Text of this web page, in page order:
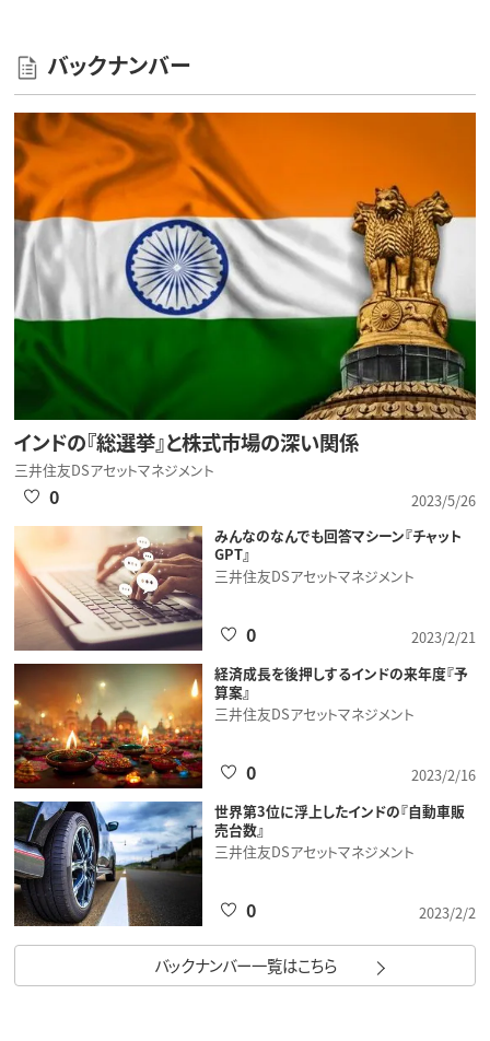
バックナンバー
インドの『総選挙』と株式市場の深い関係
三井住友DSアセットマネジメント
2023/5/26
0
みんなのなんでも回答マシーン『チャット
GPT』
三井住友DSアセットマネジメント
2023/2/21
0
経済成長を後押しするインドの来年度『予
算案』
三井住友DSアセットマネジメント
2023/2/16
0
世界第3位に浮上したインドの『自動車販
売台数』
三井住友DSアセットマネジメント
2023/2/2
0
バックナンバー一覧はこちら